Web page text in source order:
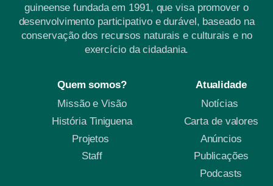
guineense fundada em 1991, que visa promover o
desenvolvimento participativo e durável, baseado na
conservação dos recursos naturais e culturais e no
exercício da cidadania.
Quem somos?
Missão e Visão
História Tiniguena
Projetos
Staff
Atualidade
Notícias
Carta de valores
Anúncios
Publicações
Podcasts